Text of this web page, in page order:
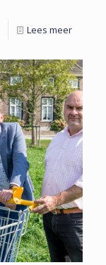
Lees meer